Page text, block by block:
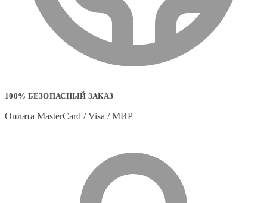
100% БЕЗОПАСНЫЙ ЗАКАЗ
Оплата MasterCard / Visa / МИР